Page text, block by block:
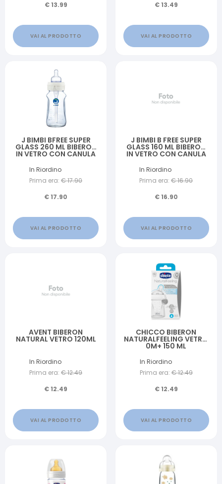
€13.99
VAI AL PRODOTTO
€13.49
VAI AL PRODOTTO
J BIMBI BFREE SUPER
GLASS 260 ML BIBERON
IN VETRO CON CANULA
TETTARELLA IN SILICONE
In Riordino
Prima era: €17.90
€17.90
VAI AL PRODOTTO
J BIMBI B FREE SUPER
GLASS 160 ML BIBERON
IN VETRO CON CANULA
TETTARELLA IN SILICONE
In Riordino
Prima era: €16.90
€16.90
VAI AL PRODOTTO
AVENT BIBERON
NATURAL VETRO 120ML
In Riordino
Prima era: €12.49
€12.49
VAI AL PRODOTTO
CHICCO BIBERON
NATURALFEELING VETRO
0M+ 150 ML
In Riordino
Prima era: €12.49
€12.49
VAI AL PRODOTTO